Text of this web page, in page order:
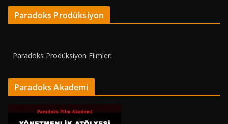
Paradoks Prodüksiyon
Paradoks Prodüksiyon Filmleri
Paradoks Akademi